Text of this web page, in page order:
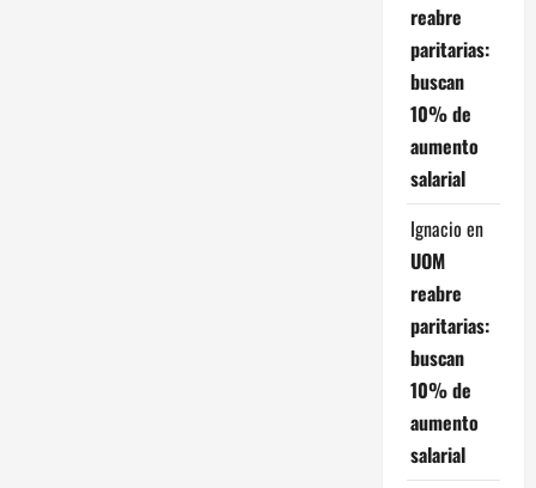
reabre
paritarias:
buscan
10% de
aumento
salarial
Ignacio en
UOM
reabre
paritarias:
buscan
10% de
aumento
salarial